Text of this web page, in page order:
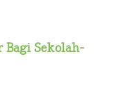
Sekolah-